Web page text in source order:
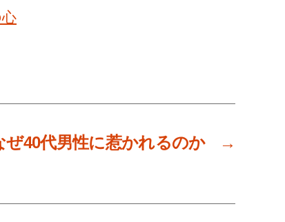
→
ぜ40代男性に惹かれるのか